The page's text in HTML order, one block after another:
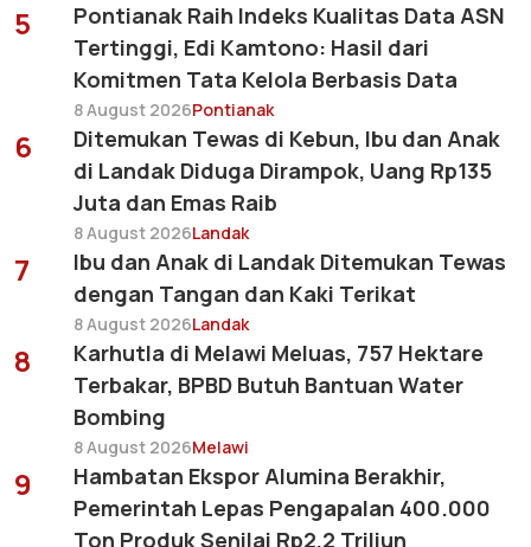
5
Pontianak Raih Indeks Kualitas Data ASN
Tertinggi, Edi Kamtono: Hasil dari
Komitmen Tata Kelola Berbasis Data
8 August 2026Pontianak
6
Ditemukan Tewas di Kebun, Ibu dan Anak
di Landak Diduga Dirampok, Uang Rp135
Juta dan Emas Raib
8 August 2026Landak
7
Ibu dan Anak di Landak Ditemukan Tewas
dengan Tangan dan Kaki Terikat
8 August 2026Landak
8
Karhutla di Melawi Meluas, 757 Hektare
Terbakar, BPBD Butuh Bantuan Water
Bombing
8 August 2026Melawi
9
Hambatan Ekspor Alumina Berakhir,
Pemerintah Lepas Pengapalan 400.000
Ton Produk Senilai Rp2,2 Triliun